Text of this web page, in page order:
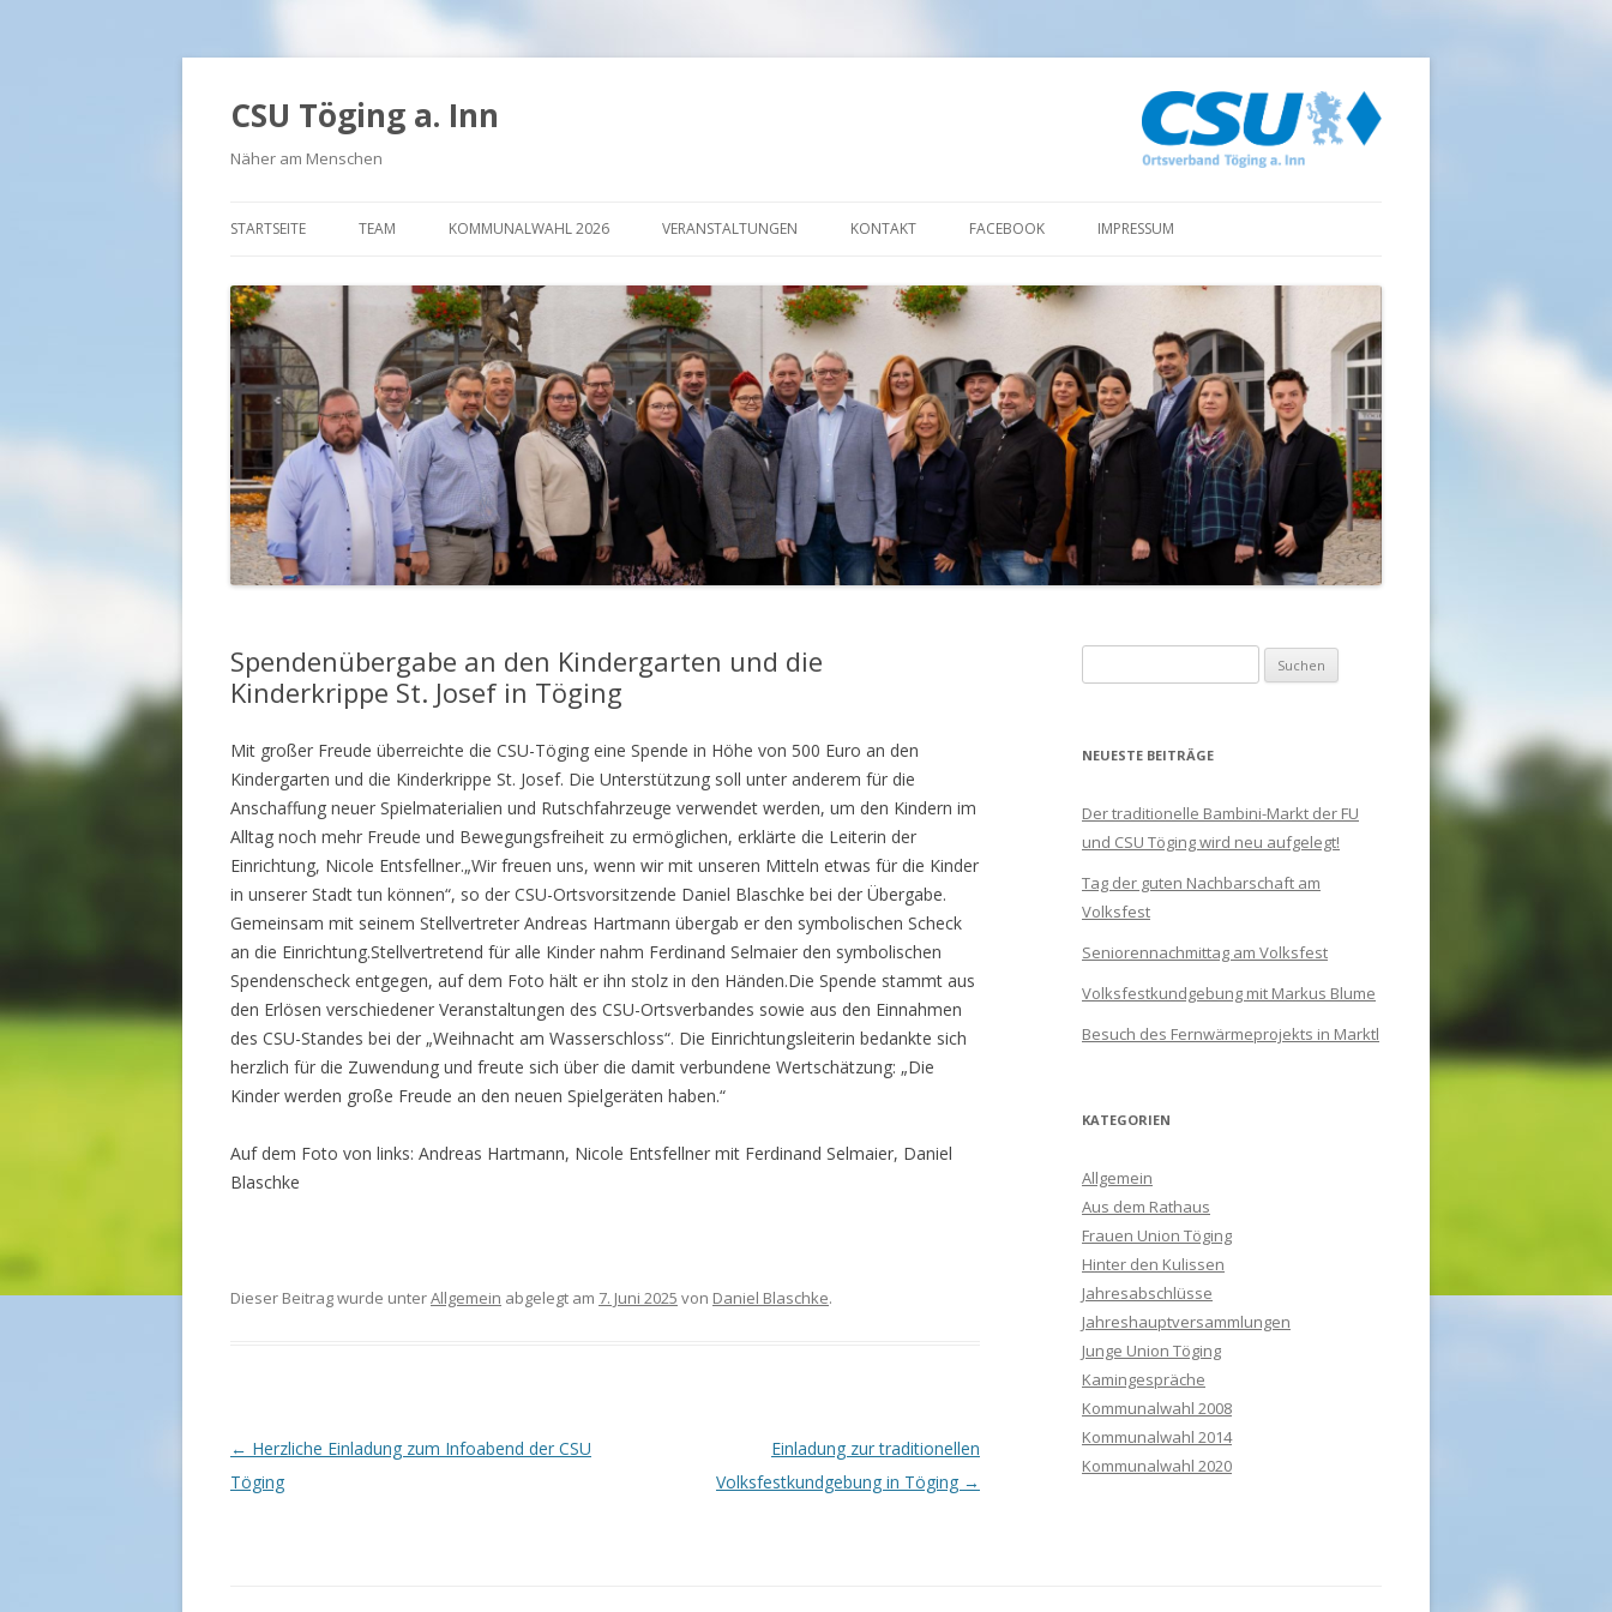
CSU Töging a. Inn
Näher am Menschen
STARTSEITE TEAM
VORSTAND FU
VORSTAND JU
KOMMUNALWAHL 2026 VERANSTALTUNGEN KONTAKT FACEBOOK IMPRESSUM
Spendenübergabe an den Kindergarten und die
Kinderkrippe St. Josef in Töging
Mit großer Freude überreichte die CSU-Töging eine Spende in Höhe von 500 Euro an den
Kindergarten und die Kinderkrippe St. Josef. Die Unterstützung soll unter anderem für die
Anschaffung neuer Spielmaterialien und Rutschfahrzeuge verwendet werden, um den Kindern im
Alltag noch mehr Freude und Bewegungsfreiheit zu ermöglichen, erklärte die Leiterin der
Einrichtung, Nicole Entsfellner.„Wir freuen uns, wenn wir mit unseren Mitteln etwas für die Kinder
in unserer Stadt tun können“, so der CSU-Ortsvorsitzende Daniel Blaschke bei der Übergabe.
Gemeinsam mit seinem Stellvertreter Andreas Hartmann übergab er den symbolischen Scheck
an die Einrichtung.Stellvertretend für alle Kinder nahm Ferdinand Selmaier den symbolischen
Spendenscheck entgegen, auf dem Foto hält er ihn stolz in den Händen.Die Spende stammt aus
den Erlösen verschiedener Veranstaltungen des CSU-Ortsverbandes sowie aus den Einnahmen
des CSU-Standes bei der „Weihnacht am Wasserschloss“. Die Einrichtungsleiterin bedankte sich
herzlich für die Zuwendung und freute sich über die damit verbundene Wertschätzung: „Die
Kinder werden große Freude an den neuen Spielgeräten haben.“
Auf dem Foto von links: Andreas Hartmann, Nicole Entsfellner mit Ferdinand Selmaier, Daniel
Blaschke
Dieser Beitrag wurde unterAllgemein abgelegt am 7. Juni 2025 von Daniel Blaschke.
Beitrags-
Navigation
← Herzliche Einladung zum Infoabend der CSU
Töging
Einladung zur traditionellen
Volksfestkundgebung in Töging →
nach:
NEUESTE BEITRÄGE
Der traditionelle Bambini-Markt der FU
und CSU Töging wird neu aufgelegt!
Tag der guten Nachbarschaft am
Volksfest
Seniorennachmittag am Volksfest
Volksfestkundgebung mit Markus Blume
Besuch des Fernwärmeprojekts in Marktl
KATEGORIEN
Allgemein
Aus dem Rathaus
Frauen Union Töging
Hinter den Kulissen
Jahresabschlüsse
Jahreshauptversammlungen
Junge Union Töging
Kamingespräche
Kommunalwahl 2008
Kommunalwahl 2014
Kommunalwahl 2020